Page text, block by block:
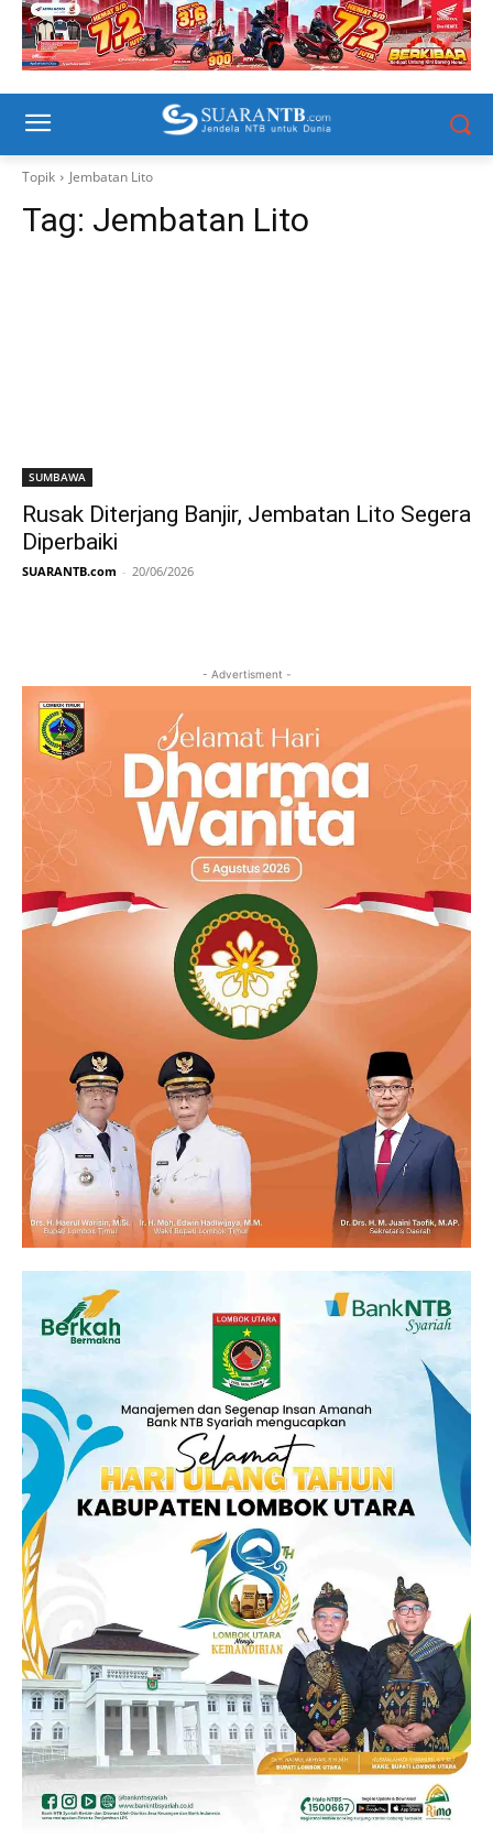
Topik Jembatan Lito
Tag: Jembatan Lito
SUMBAWA
Rusak Diterjang Banjir, Jembatan Lito Segera
Diperbaiki
SUARANTB.com - 20/06/2026
- Advertisment -